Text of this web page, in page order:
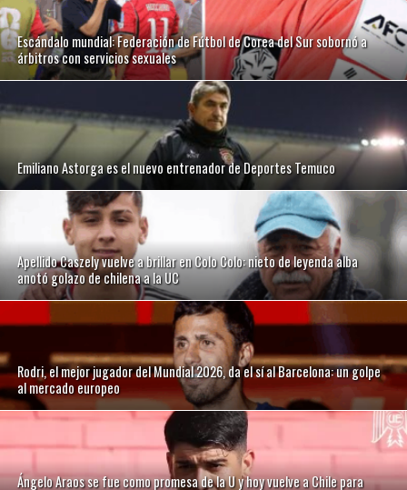
Escándalo mundial: Federación de Fútbol de Corea del Sur sobornó a
árbitros con servicios sexuales
Emiliano Astorga es el nuevo entrenador de Deportes Temuco
Apellido Caszely vuelve a brillar en Colo Colo: nieto de leyenda alba
anotó golazo de chilena a la UC
Rodri, el mejor jugador del Mundial 2026, da el sí al Barcelona: un golpe
al mercado europeo
Ángelo Araos se fue como promesa de la U y hoy vuelve a Chile para